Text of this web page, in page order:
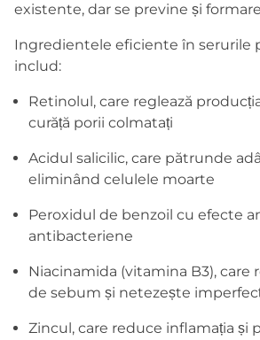
existente, dar se previne și
Ingredientele eficiente în serurile
includ:
Retinolul, care reglează
curăță porii colmatați
Acidul salicilic, care pătrunde
eliminând celulele moarte
Peroxidul de benzoil cu efecte
antibacteriene
Niacinamida (vitamina B3), care
de sebum și netezește
Zincul, care reduce inflamația și